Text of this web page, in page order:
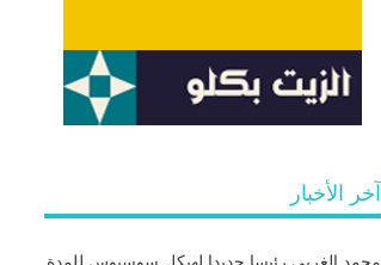
آخر الأخبار